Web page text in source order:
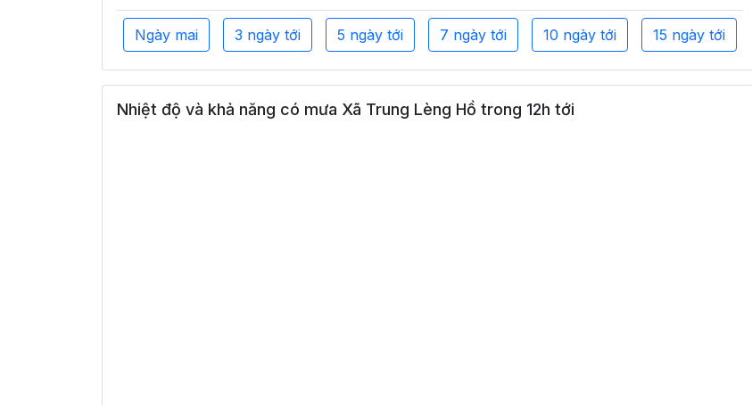
Ngày mai 3 ngày tới 5 ngày tới 7 ngày tới 10 ngày tới 15 ngày tới
Nhiệt độ và khả năng có mưa Xã Trung Lèng Hồ trong 12h tới